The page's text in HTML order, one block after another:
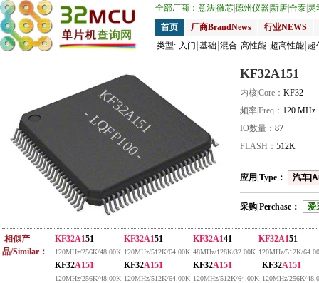
全部厂商： 意法微芯德州仪器新唐合泰 灵
首页
厂商BrandNews
行业NEWS
类型: 入门 基础 混合 高性能 超高性能 超
KF32A151
- LQFP100 -
KF32A151
内核|Core： KF32
频率|Freq： 120 MHz
IO数量： 87
FLASH： 512K
应用|Type： 汽车
采购|Perchase： 爱
相似产
品/Similar：
KF32A151
120MHz/256K/48.00K
KF32A151
120MHz/512K/64.00K
KF32A141
48MHz/128K/32.00K
KF32A151
120MHz/512K/
KF32A151
120MHz/256K/48.00K
KF32A151
120MHz/512K/64.00K
KF32A151
120MHz/512K/64.00K
KF32A151
120MHz/256K/